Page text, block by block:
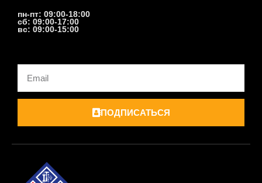
пн-пт: 09:00-18:00
сб: 09:00-17:00
вс: 09:00-15:00
Email
ПОДПИСАТЬСЯ